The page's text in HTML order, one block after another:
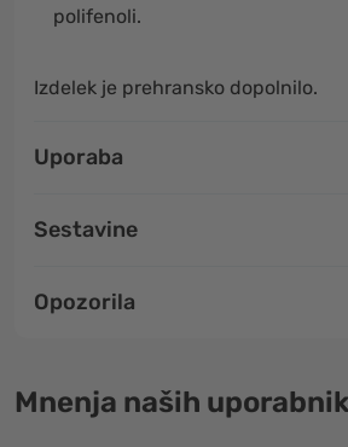
polifenoli.
Izdelek je prehransko dopolnilo.
Uporaba
Sestavine
Opozorila
Mnenja naših